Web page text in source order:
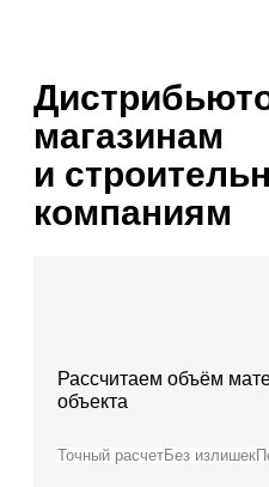
магазинам
и
компаниям
Рассчитаем объём
объекта
Точный расчетБез излишек